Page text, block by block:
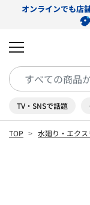
オンラインでも店
TV・SNSで話題
TOP 水廻り・エクス